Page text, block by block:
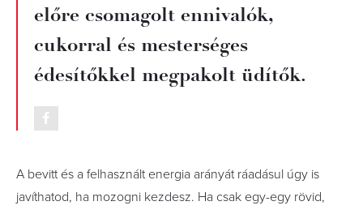
előre csomagolt ennivalók,
cukorral és mesterséges
édesítőkkel megpakolt üdítők.
A bevitt és a felhasznált energia arányát ráadásul úgy is
javíthatod, ha mozogni kezdesz. Ha csak egy-egy rövid,